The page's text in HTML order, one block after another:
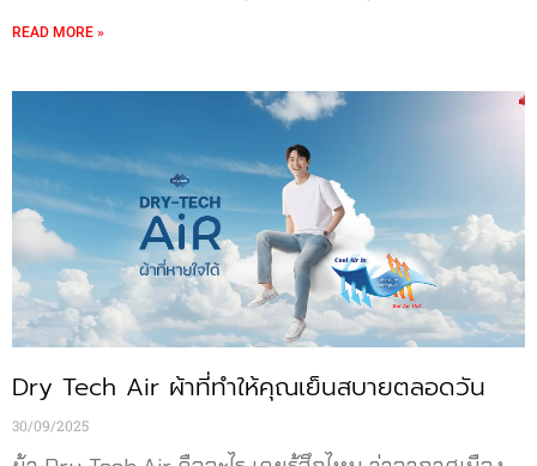
READ MORE »
Dry Tech Air ผ้าที่ทำให้คุณเย็นสบายตลอดวัน
30/09/2025